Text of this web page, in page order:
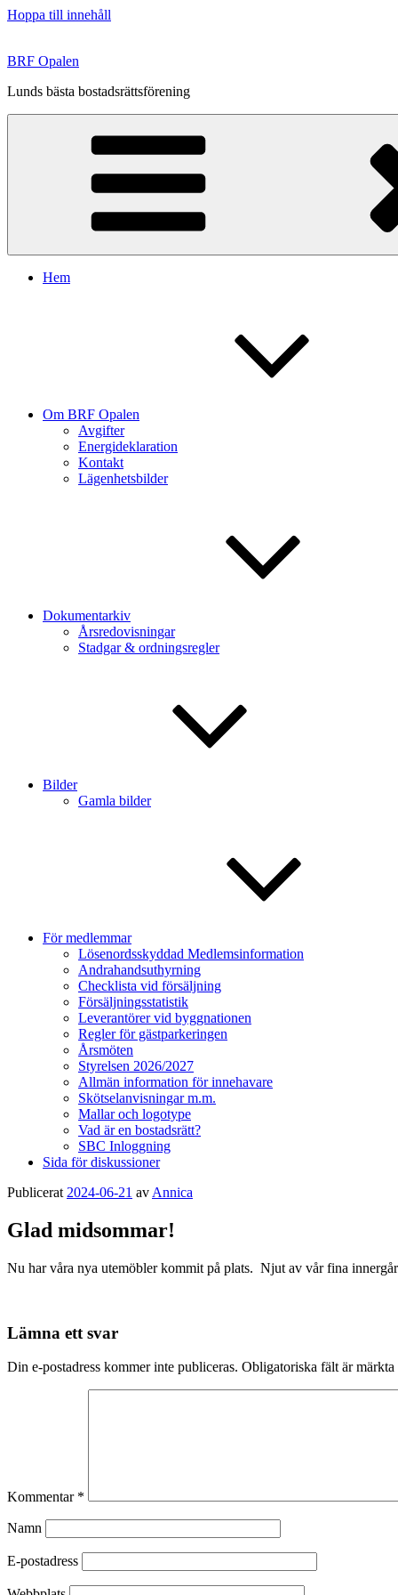
Hoppa till innehåll
BRF Opalen
Lunds bästa bostadsrättsförening
Hem
Om BRF Opalen
Avgifter
Energideklaration
Kontakt
Lägenhetsbilder
Dokumentarkiv
Årsredovisningar
Stadgar & ordningsregler
Bilder
Gamla bilder
För medlemmar
Lösenordsskyddad Medlemsinformation
Andrahandsuthyrning
Checklista vid försäljning
Försäljningsstatistik
Leverantörer vid byggnationen
Regler för gästparkeringen
Årsmöten
Styrelsen 2026/2027
Allmän information för innehavare
Skötselanvisningar m.m.
Mallar och logotype
Vad är en bostadsrätt?
SBC Inloggning
Sida för diskussioner
Publicerat 2024-06-21 av Annica
Glad midsommar!
Nu har våra nya utemöbler kommit på plats. Njut av vår fina
Lämna ett svar
Din e-postadress kommer inte publiceras. Obligatoriska fält är märkta
Kommentar *
Namn
E-postadress